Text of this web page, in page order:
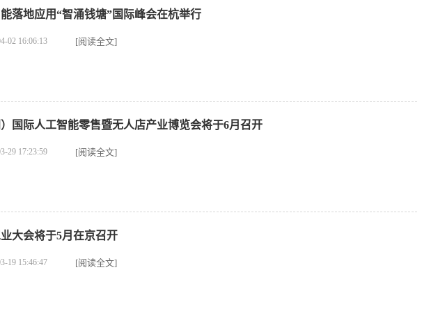
落地应用“智涌钱塘”国际峰会在杭举行
02 16:06:13 [阅读全文]
国际人工智能零售暨无人店产业博览会将于6月召开
29 17:23:59 [阅读全文]
大会将于5月在京召开
19 15:46:47 [阅读全文]